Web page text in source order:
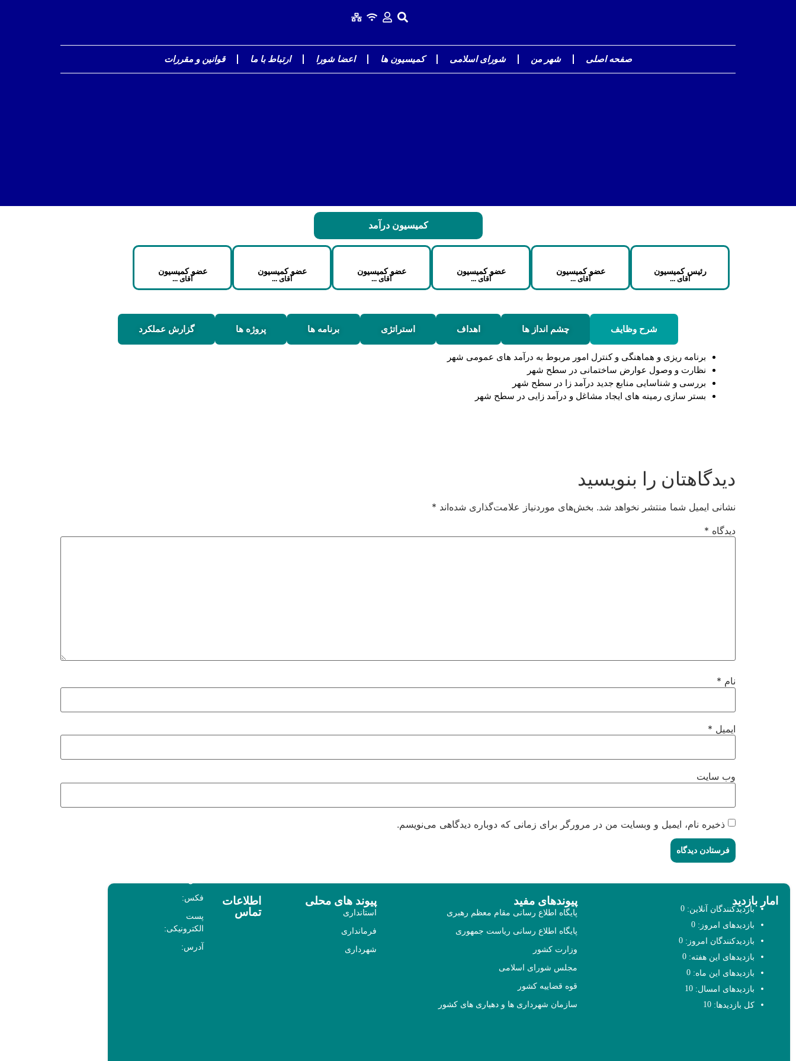
صفحه اصلی شهر من شورای اسلامی کمیسیون ها اعضا شورا ارتباط با ما قوانین و مقررات
کمیسیون درآمد
رئیس کمیسیون
آقای ...
عضو کمیسیون
آقای ...
عضو کمیسیون
آقای ...
عضو کمیسیون
آقای ...
عضو کمیسیون
آقای ...
عضو کمیسیون
آقای ...
شرح وظایف چشم انداز ها اهداف استراتژی برنامه ها پروژه ها گزارش عملکرد
برنامه ریزی و هماهنگی و کنترل امور مربوط به درآمد های عمومی شهر
نظارت و وصول عوارض ساختمانی در سطح شهر
بررسی و شناسایی منابع جدید درآمد زا در سطح شهر
بستر سازی رمینه های ایجاد مشاغل و درآمد زایی در سطح شهر
دیدگاهتان را بنویسید
نشانی ایمیل شما منتشر نخواهد شد. بخش‌های موردنیاز علامت‌گذاری شده‌اند *
دیدگاه *
نام *
ایمیل *
وب‌ سایت
ذخیره نام، ایمیل و وبسایت من در مرورگر برای زمانی که دوباره دیدگاهی می‌نویسم.
امار بازدید
بازدیدکنندگان آنلاین: 0
بازدیدهای امروز: 0
بازدیدکنندگان امروز: 0
بازدیدهای این هفته: 0
بازدیدهای این ماه: 0
بازدیدهای امسال: 10
کل بازدیدها: 10
پیوندهای مفید
پایگاه اطلاع رسانی مقام معظم رهبری
پایگاه اطلاع رسانی ریاست جمهوری
وزارت کشور
مجلس شورای اسلامی
قوه قضاییه کشور
سازمان شهرداری ها و دهیاری های کشور
پیوند های محلی
استانداری
فرمانداری
شهرداری
اطلاعات
تماس
فکس:
پست
الکترونیکی:
آدرس: